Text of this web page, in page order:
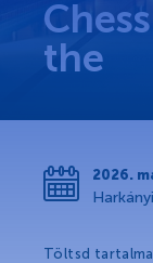
Geschichte
Nachrichten
Geschehen
Partners
the
2026.
Töltsd